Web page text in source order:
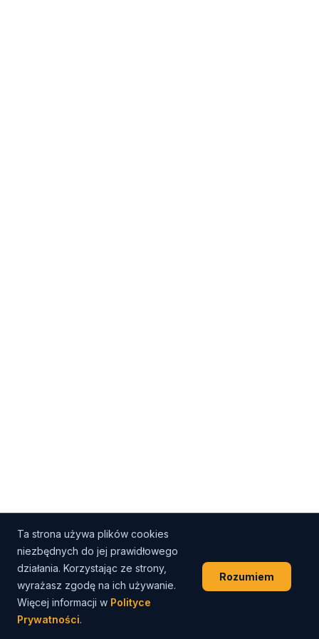
Ta strona używa plików cookies
niezbędnych do jej prawidłowego
działania. Korzystając ze strony,
wyrażasz zgodę na ich używanie.
Więcej informacji w Polityce
Prywatności.
Rozumiem